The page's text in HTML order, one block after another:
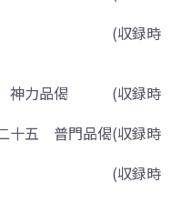
録時
一 神力品偈 (収録時
十五 普門品偈(収録時
(収録時